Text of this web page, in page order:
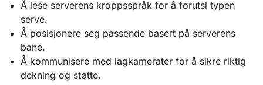
Å lese serverens kroppsspråk for å forutsi typen
serve.
Å posisjonere seg passende basert på serverens
bane.
Å kommunisere med lagkamerater for å sikre riktig
dekning og støtte.